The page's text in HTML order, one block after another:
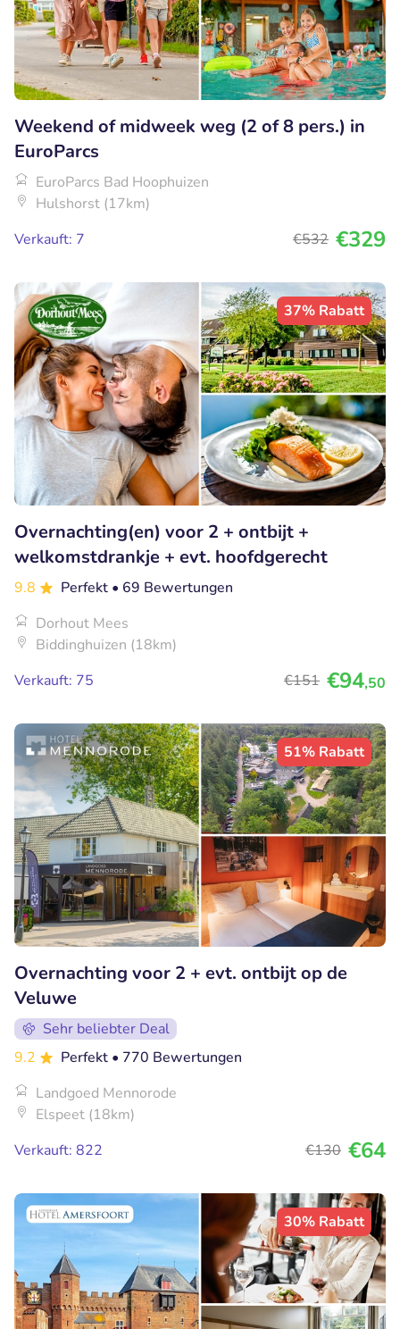
Weekend of midweek weg (2 of 8 pers.) in
EuroParcs
EuroParcs Bad Hoophuizen
Hulshorst (17km)
Verkauft: 7
€532 €329
37% Rabatt
Overnachting(en) voor 2 + ontbijt +
welkomstdrankje + evt. hoofdgerecht
9.8 Perfekt • 69 Bewertungen
Dorhout Mees
Biddinghuizen (18km)
Verkauft: 75
€151 €94,50
51% Rabatt
Overnachting voor 2 + evt. ontbijt op de
Veluwe
Sehr beliebter Deal
9.2
Perfekt • 770 Bewertungen
Landgoed Mennorode
Elspeet (18km)
Verkauft: 822
€130 €64
30% Rabatt